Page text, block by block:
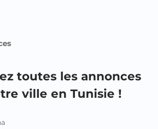
toutes les annonces
ville en Tunisie !